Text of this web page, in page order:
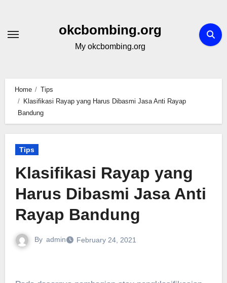
content
okcbombing.org
My okcbombing.org
Home
Tips
Klasifikasi Rayap yang Harus Dibasmi Jasa Anti Rayap
Bandung
Tips
Klasifikasi Rayap yang
Harus Dibasmi Jasa Anti
Rayap Bandung
By admin February 24, 2021